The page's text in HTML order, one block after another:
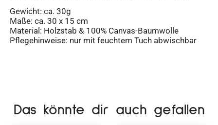
Gewicht: ca. 30g
Maße: ca. 30 x 15 cm
Material: Holzstab & 100% Canvas-Baumwolle
Pflegehinweise: nur mit feuchtem Tuch abwischbar
Das könnte dir auch gefallen